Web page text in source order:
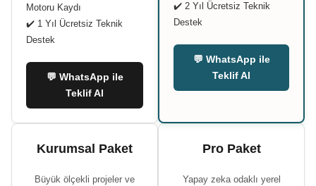
Motoru Kaydı
✔️ 1 Yıl Ücretsiz Teknik
Destek
💬 WhatsApp ile
Teklif Al
✔️ 2 Yıl Ücretsiz Teknik
Destek
💬 WhatsApp ile
Teklif Al
Kurumsal Paket
Büyük ölçekli projeler ve
Pro Paket
Yapay zeka odaklı yerel